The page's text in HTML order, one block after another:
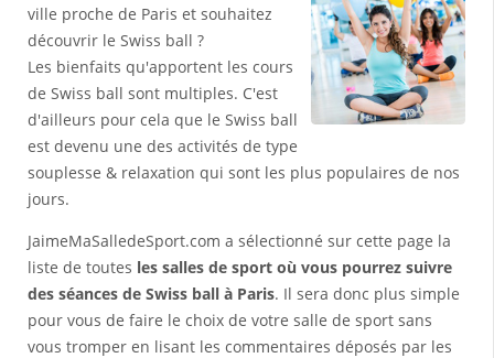
ville proche de Paris et souhaitez
découvrir le Swiss ball ?
Les bienfaits qu'apportent les cours
de Swiss ball sont multiples. C'est
d'ailleurs pour cela que le Swiss ball
est devenu une des activités de type
souplesse & relaxation qui sont les plus populaires de nos
jours.
JaimeMaSalledeSport.com a sélectionné sur cette page la
liste de toutes les salles de sport où vous pourrez suivre
des séances de Swiss ball à Paris. Il sera donc plus simple
pour vous de faire le choix de votre salle de sport sans
vous tromper en lisant les commentaires déposés par les